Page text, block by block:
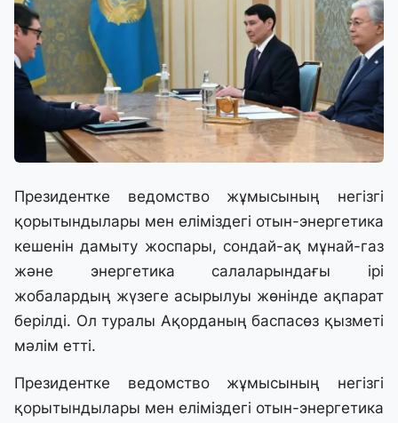
Президентке ведомство жұмысының негізгі
қорытындылары мен еліміздегі отын-энергетика
кешенін дамыту жоспары, сондай-ақ мұнай-газ
және энергетика салаларындағы ірі
жобалардың жүзеге асырылуы жөнінде ақпарат
берілді. Ол туралы Ақорданың баспасөз қызметі
мәлім етті.
Президентке ведомство жұмысының негізгі
қорытындылары мен еліміздегі отын-энергетика